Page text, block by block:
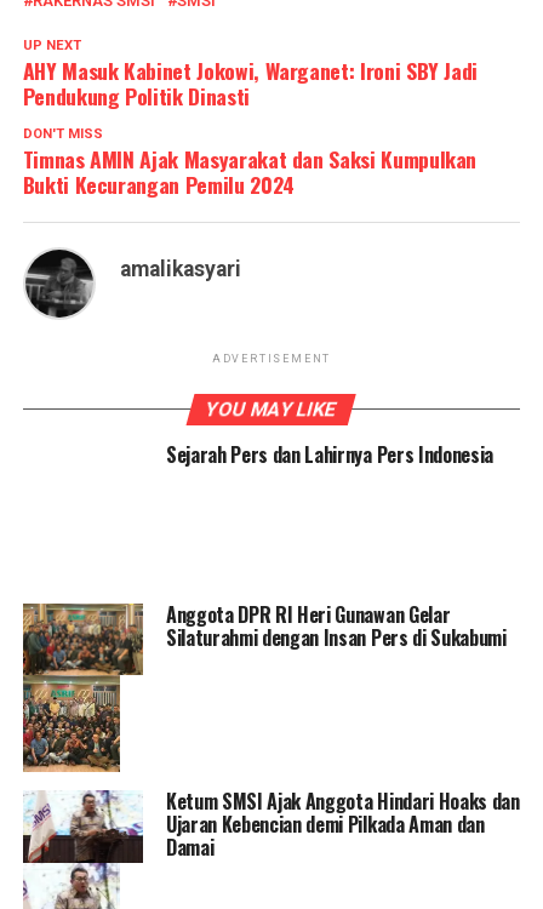
UP NEXT
AHY Masuk Kabinet Jokowi, Warganet: Ironi SBY Jadi
Pendukung Politik Dinasti
DON'T MISS
Timnas AMIN Ajak Masyarakat dan Saksi Kumpulkan
Bukti Kecurangan Pemilu 2024
amalikasyari
ADVERTISEMENT
YOU MAY LIKE
Sejarah Pers dan Lahirnya Pers Indonesia
Anggota DPR RI Heri Gunawan Gelar
Silaturahmi dengan Insan Pers di Sukabumi
Ketum SMSI Ajak Anggota Hindari Hoaks dan
Ujaran Kebencian demi Pilkada Aman dan
Damai